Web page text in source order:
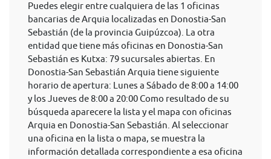
Puedes elegir entre cualquiera de las 1 oficinas
bancarias de Arquia localizadas en Donostia-San
Sebastián (de la provincia Guipúzcoa). La otra
entidad que tiene más oficinas en Donostia-San
Sebastián es Kutxa: 79 sucursales abiertas. En
Donostia-San Sebastián Arquia tiene siguiente
horario de apertura: Lunes a Sábado de 8:00 a 14:00
y los Jueves de 8:00 a 20:00 Como resultado de su
búsqueda aparecere la lista y el mapa con oficinas
Arquia en Donostia-San Sebastián. Al seleccionar
una oficina en la lista o mapa, se muestra la
información detallada correspondiente a esa oficina